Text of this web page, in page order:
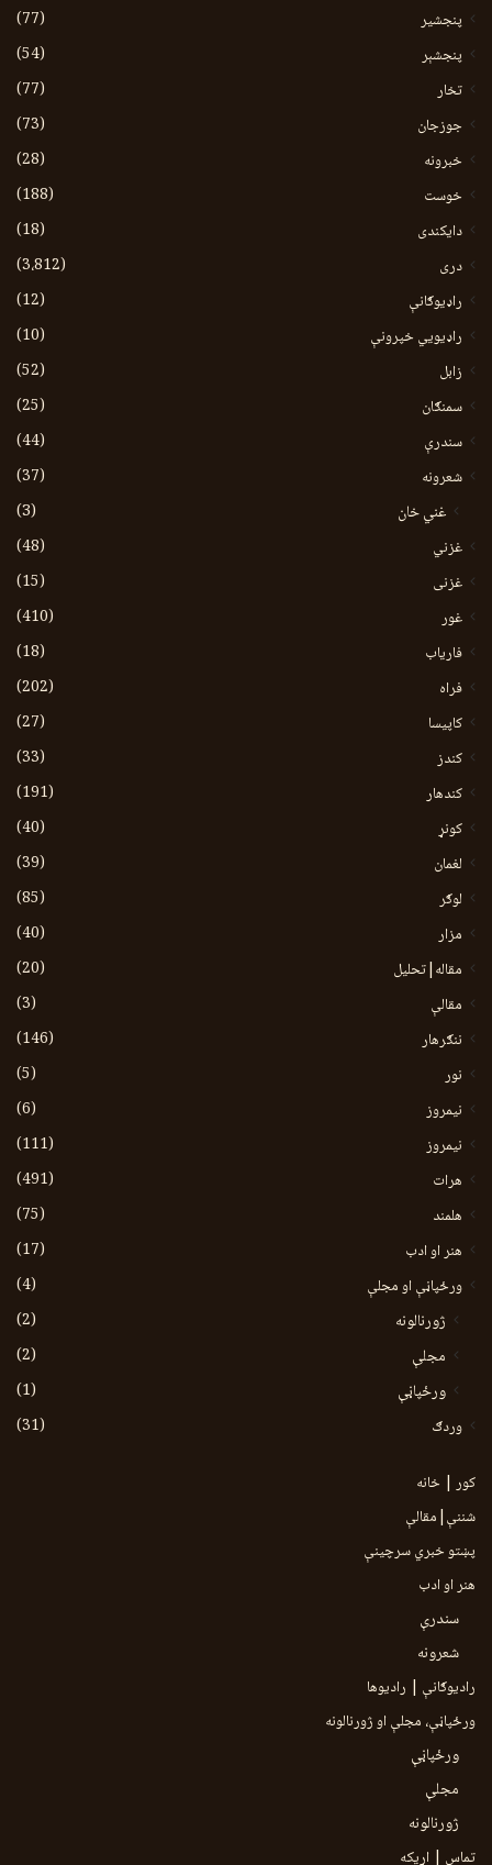
پنجشیر
(77)
پنجشېر
(54)
تخار
(77)
جوزجان
(73)
خبرونه
(28)
خوست
(188)
دایکندی
(18)
دری
(3،812)
راډیوګانې
(12)
راډیويي خپرونې
(10)
زابل
(52)
سمنګان
(25)
سندرې
(44)
شعرونه
(37)
غني خان
(3)
غزني
(48)
غزنی
(15)
غور
(410)
فاریاب
(18)
فراه
(202)
کاپیسا
(27)
کندز
(33)
کندهار
(191)
کونړ
(40)
لغمان
(39)
لوګر
(85)
مزار
(40)
مقاله|تحلیل
(20)
مقالې
(3)
ننګرهار
(146)
نور
(5)
نيمروز
(6)
نیمروز
(111)
هرات
(491)
هلمند
(75)
هنر او ادب
(17)
ورځپاڼې او مجلې
(4)
ژورنالونه
(2)
مجلې
(2)
ورځپاڼې
(1)
وردګ
(31)
کور | خانه
شننې|مقالې
پښتو خبري سرچينې
هنر او ادب
سندرې
شعرونه
رادیوګانې | رادیوها
ورځپاڼې، مجلې او ژورنالونه
ورځپاڼې
مجلې
ژورنالونه
تماس | اړیکه